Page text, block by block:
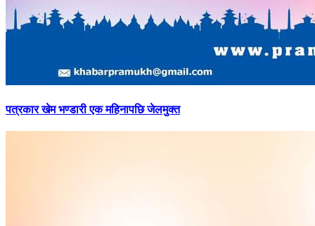
पत्रकारखेम भण्डारी एक महिनापछि जेलमुक्त